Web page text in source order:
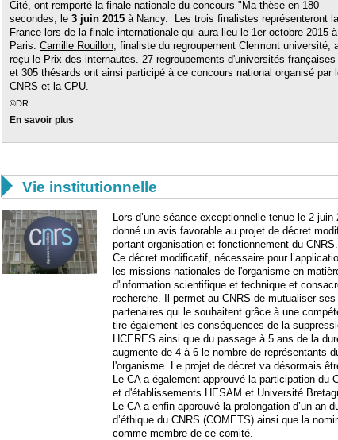
Cité, ont remporté la finale nationale du concours "Ma thèse en 180
secondes, le 3 juin 2015 à Nancy. Les trois finalistes représenteront la
France lors de la finale internationale qui aura lieu le 1er octobre 2015 à
Paris. Camille Rouillon, finaliste du regroupement Clermont université,
reçu le Prix des internautes. 27 regroupements d'universités françaises
et 305 thésards ont ainsi participé à ce concours national organisé par
CNRS et la CPU.
©DR
En savoir plus
 Vie institutionnelle
Lors d’une séance exceptionnelle tenue le 2
donné un avis favorable au projet de décret
portant organisation et fonctionnement du CNRS.
Ce décret modificatif, nécessaire pour
les missions nationales de l'organisme en
d'information scientifique et technique et
recherche. Il permet au CNRS de mutualiser
partenaires qui le souhaitent grâce à une
tire également les conséquences de la
HCERES ainsi que du passage à 5 ans de la
augmente de 4 à 6 le nombre de représentants
l'organisme. Le projet de décret va désormais
Le CA a également approuvé la participation du
et d'établissements HESAM et Université
Le CA a enfin approuvé la prolongation d’un an
d’éthique du CNRS (COMETS) ainsi que la
comme membre de ce comité.